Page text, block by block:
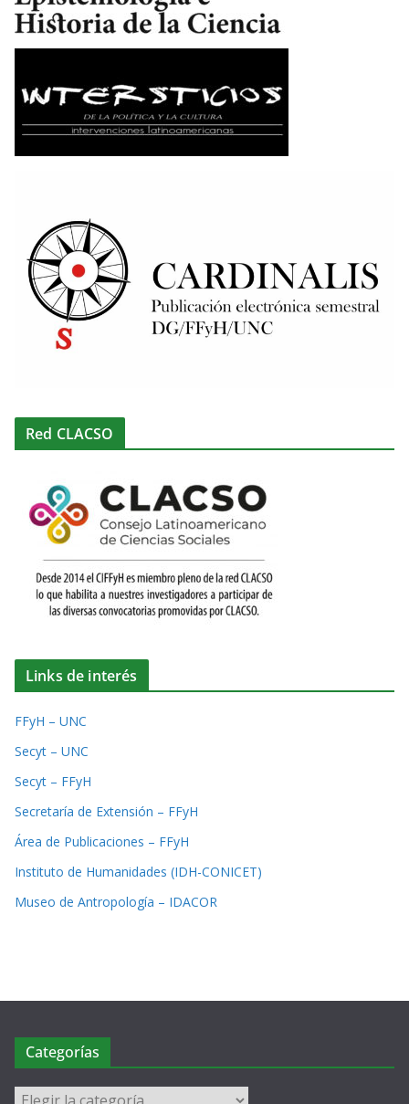
Red CLACSO
Links de interés
FFyH – UNC
Secyt – UNC
Secyt – FFyH
Secretaría de Extensión – FFyH
Área de Publicaciones – FFyH
Instituto de Humanidades (IDH-CONICET)
Museo de Antropología – IDACOR
Categorías